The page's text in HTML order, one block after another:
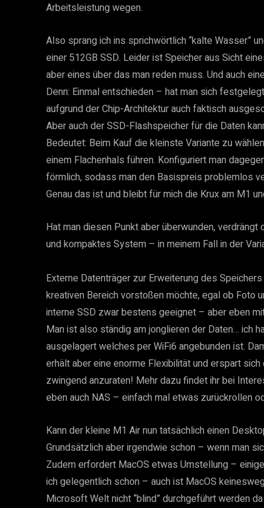
Arbeitsleistung wegen.
Also sprang ich ins sprichwörtlich “kalte Wasser”
einer 512GB SSD. Leider ist Speicher aus Sicht
aber eines über das man reden muss. Und auch
Denn: Einmal entschieden – hat man sich
aufgrund der Chip-Architektur auch faktisch
Aber auch der SSD-Flashspeicher für die Daten
Bedeutet: Beim Kauf die kleinste Variante zu
einem Flachenhals führen. Konfiguriert man
förmlich, sodass man den Basispreis problemlos
Genau das ist und bleibt für mich die Krux am M1
Hat man diesen Punkt aber überwunden,
und kompaktes System – in meinem Fall in der
Externe Datenträger zur Erweiterung des
kreativen Bereich vorstoßen möchte, egal ob Foto
interne SSD zwar bestens geeignet – aber eben
Man ist also ständig am jonglieren der Daten… ich
ausgelagert welches per WiFi6 angebunden ist.
erhält aber eine enorme Flexibilität und erspart
zwingend anzuraten! Mehr dazu findet ihr bei
eben auch NAS – einfach mal etwas zurückrollen
Kann der kleine M1 Air nun tatsächlich einen
Grundsätzlich aber irgendwie schon – wenn man
Zudem erfordert MacOS etwas Umstellung –
ich gelegentlich schon – auch ist MacOS
Microsoft Welt nicht “blind” durchgeführt werden